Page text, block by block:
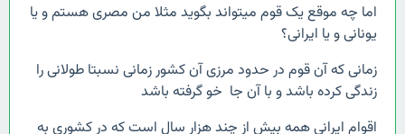
اما چه موقع یک قوم میتواند بگوید مثلا من مصری هستم و یا
یونانی و یا ایرانی؟
زمانی که آن قوم در حدود مرزی آن کشور زمانی نسبتا طولانی را
زندگی کرده باشد و با آن جا خو گرفته باشد
اقوام ایرانی همه بیش از چند هزار سال است که در کشوری به